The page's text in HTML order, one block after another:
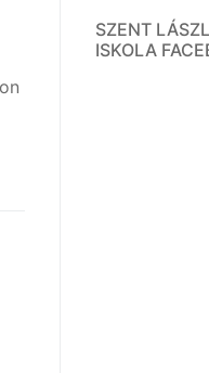
SZENT
ISKOLA